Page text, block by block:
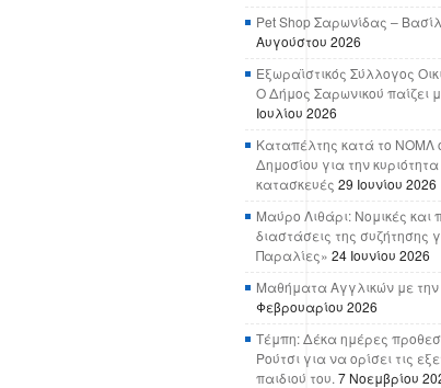
Pet Shop Σαρωνίδας –
Αυγούστου 2026
Εξωραϊστικός Σύλλογος
Ο Δήμος Σαρωνικού παίζει
Ιουλίου 2026
Καταπέλτης κατά το ΝΟΜΛ
Δημοσίου για την
κατασκευές 29 Ιουνίου 2026
Μαύρο Λιθάρι: Νομικές και
διαστάσεις της συζήτησης
Παραλίες» 24 Ιουνίου 2026
Μαθήματα Αγγλικών με
Φεβρουαρίου 2026
Τέμπη: Δέκα ημέρες
Ρούτσι για να ορίσει τις
παιδιού του. 7 Νοεμβρίου